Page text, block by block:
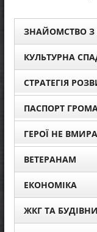
ЗНАЙОМСТВО
КУЛЬТУРНА
СТРАТЕГІЯ
ПАСПОРТ
ГЕРОЇ НЕ
ВЕТЕРАНАМ
ЕКОНОМІКА
ЖКГ ТА